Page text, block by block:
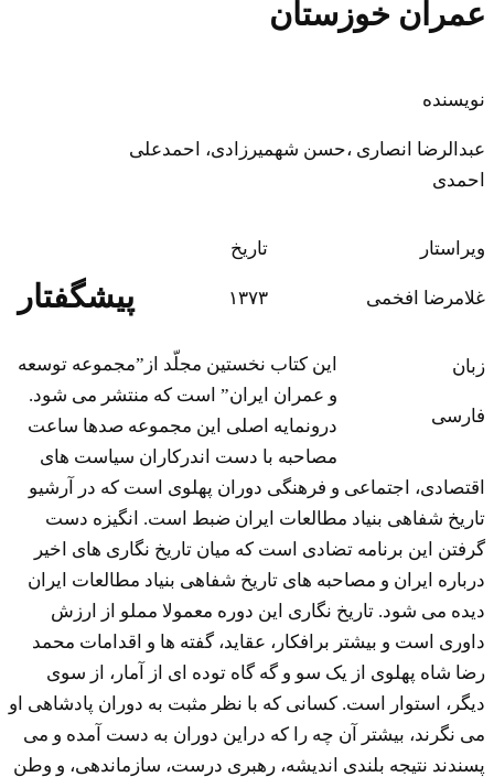
عمران خوزستان
نویسنده
عبدالرضا انصاری ،حسن شهمیرزادی، احمدعلی
احمدی
ویراستار
غلامرضا افخمی
تاریخ
۱۳۷۳
زبان
فارسی
پیشگفتار
این کتاب نخستین مجلّد از”مجموعه توسعه
و عمران ایران” است که منتشر می شود.
درونمایه اصلی این مجموعه صدها ساعت
مصاحبه با دست اندرکاران سیاست های
اقتصادی، اجتماعی و فرهنگی دوران پهلوی است که در آرشیو
تاریخ شفاهی بنیاد مطالعات ایران ضبط است. انگیزه دست
گرفتن این برنامه تضادی است که میان تاریخ نگاری های اخیر
درباره ایران و مصاحبه های تاریخ شفاهی بنیاد مطالعات ایران
دیده می شود. تاریخ نگاری این دوره معمولا مملو از ارزش
داوری است و بیشتر برافکار، عقاید، گفته ها و اقدامات محمد
رضا شاه پهلوی از یک سو و گه گاه توده ای از آمار، از سوی
دیگر، استوار است. کسانی که با نظر مثبت به دوران پادشاهی او
می نگرند، بیشتر آن چه را که دراین دوران به دست آمده و می
پسندند نتیجه بلندی اندیشه، رهبری درست، سازماندهی، و وطن